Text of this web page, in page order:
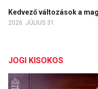
Kedvező változások a
2026. JÚLIUS 31.
JOGI KISOKOS